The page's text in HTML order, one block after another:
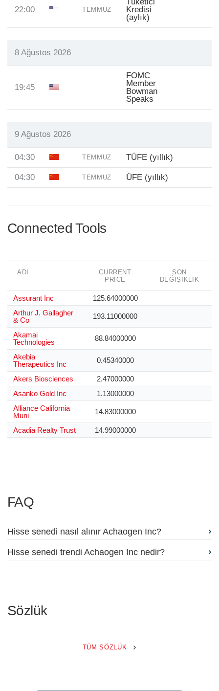
22:00 TEMMUZ
Kredisi
(aylık)
8 Ağustos 2026
19:45
FOMC
Member
Bowman
Speaks
9 Ağustos 2026
04:30 TEMMUZ TÜFE (yıllık)
04:30 TEMMUZ ÜFE (yıllık)
Connected Tools
ADI
CURRENT
PRICE
SON
DEĞIŞIKLIK
Assurant Inc
125.64000000
Arthur J. Gallagher
& Co
193.11000000
Akamai
Technologies
88.84000000
Akebia
Therapeutics Inc
0.45340000
Akers Biosciences
2.47000000
Asanko Gold Inc
1.13000000
Alliance California
Muni
14.83000000
Acadia Realty Trust 14.99000000
FAQ
Hisse senedi nasıl alınır Achaogen Inc?
Hisse senedi trendi Achaogen Inc nedir?
Sözlük
TÜM SÖZLÜK